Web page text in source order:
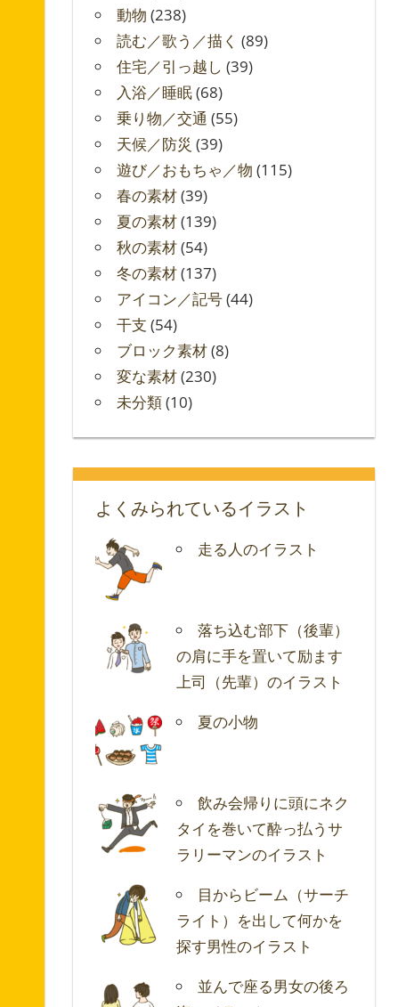
動物 (238)
読む／歌う／描く (89)
住宅／引っ越し (39)
入浴／睡眠(68)
乗り物／交通 (55)
天候／防災 (39)
遊び／おもちゃ／物 (115)
春の素材(39)
夏の素材(139)
秋の素材(54)
冬の素材(137)
アイコン／記号(44)
干支 (54)
ブロック素材(8)
変な素材(230)
未分類(10)
よくみられているイラスト
走る人のイラスト
落ち込む部下（後輩）
の肩に手を置いて励ます
上司（先輩）のイラスト
夏の小物
飲み会帰りに頭にネク
タイを巻いて酔っ払うサ
ラリーマンのイラスト
目からビーム（サーチ
ライト）を出して何かを
探す男性のイラスト
並んで座る男女の後ろ